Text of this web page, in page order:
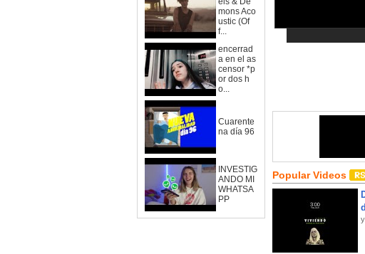
mons Aco
ustic (Of
f...
encerrad
a en el as
censor *p
or dos h
o...
Cuarente
na día 96
INVESTIG
ANDO MI
WHATSA
PP
Popular Videos